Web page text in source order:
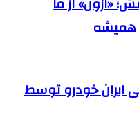
همیشه
ایران خودرو توسط